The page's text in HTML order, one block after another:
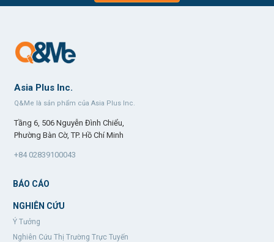
Asia Plus Inc.
Q&Me là sản phẩm của Asia Plus Inc.
Tầng 6, 506 Nguyễn Đình Chiểu,
Phường Bàn Cờ, TP. Hồ Chí Minh
+84 02839100043
BÁO CÁO
NGHIÊN CỨU
Ý Tưởng
Nghiên Cứu Thị Trường Trực Tuyến